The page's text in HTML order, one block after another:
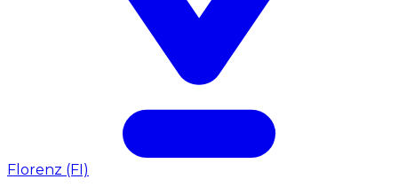
Florenz (FI)